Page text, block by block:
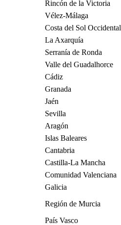
Rincón de la Victoria
Vélez-Málaga
Costa del Sol Occidental
La Axarquía
Serranía de Ronda
Valle del Guadalhorce
Cádiz
Granada
Jaén
Sevilla
Aragón
Islas Baleares
Cantabria
Castilla-La Mancha
Comunidad Valenciana
Galicia
Región de Murcia
País Vasco